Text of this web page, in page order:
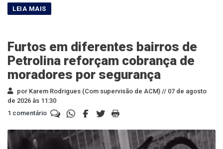
Furtos em diferentes bairros de
Petrolina reforçam cobrança de
moradores por segurança
por Karem Rodrigues (Com supervisão de ACM) // 07 de agosto
de 2026 às 11:30
1 comentário